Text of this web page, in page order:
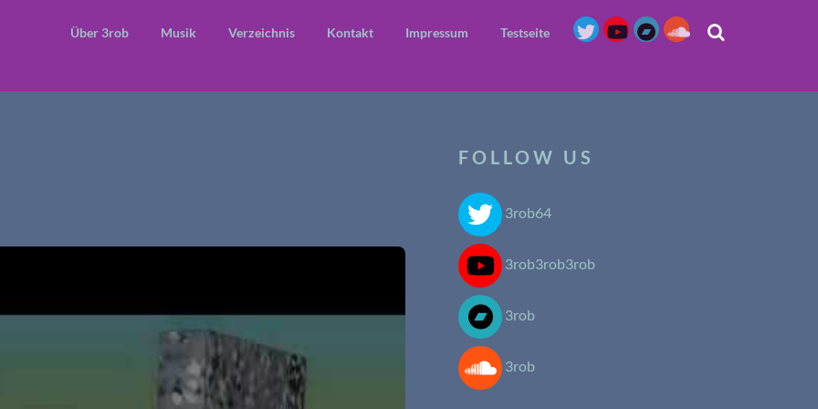
Über 3rob Musik Verzeichnis Kontakt Impressum Testseite
FOLLOW US
3rob64
3rob3rob3rob
3rob
3rob